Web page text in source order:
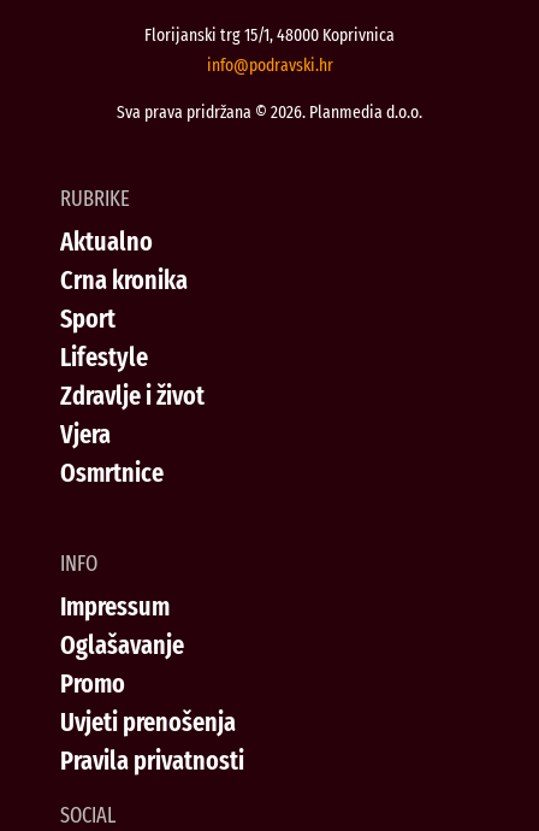
Florijanski trg 15/1, 48000 Koprivnica
rh.iksvardop
@ofni
Sva prava pridržana © 2026. Planmedia d.o.o.
RUBRIKE
Aktualno
Crna kronika
Sport
Lifestyle
Zdravlje i život
Vjera
Osmrtnice
INFO
Impressum
Oglašavanje
Promo
Uvjeti prenošenja
Pravila privatnosti
SOCIAL